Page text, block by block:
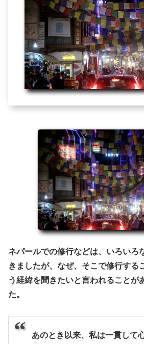
ネパールでの修行などは、いろいろ
きましたが、なぜ、そこで修行する
う経緯を聞きたいと言われることが
た。
あのとき以来、私は一貫して